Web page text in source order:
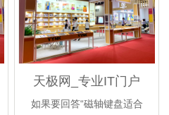
天极网_专业IT门户
如果要回答“磁轴键盘适合